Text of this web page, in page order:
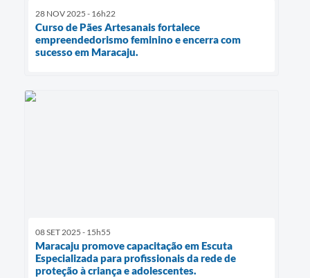
28 NOV 2025 - 16h22
Curso de Pães Artesanais fortalece
empreendedorismo feminino e encerra com
sucesso em Maracaju.
08 SET 2025 - 15h55
Maracaju promove capacitação em Escuta
Especializada para profissionais da rede de
proteção à criança e adolescentes.